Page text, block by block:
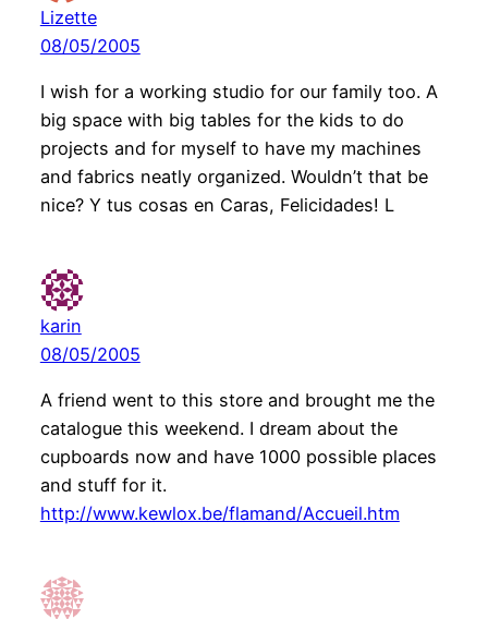
Lizette
08/05/2005
I wish for a working studio for our family too. A
big space with big tables for the kids to do
projects and for myself to have my machines
and fabrics neatly organized. Wouldn’t that be
nice? Y tus cosas en Caras, Felicidades! L
karin
08/05/2005
A friend went to this store and brought me the
catalogue this weekend. I dream about the
cupboards now and have 1000 possible places
and stuff for it.
http://www.kewlox.be/flamand/Accueil.htm